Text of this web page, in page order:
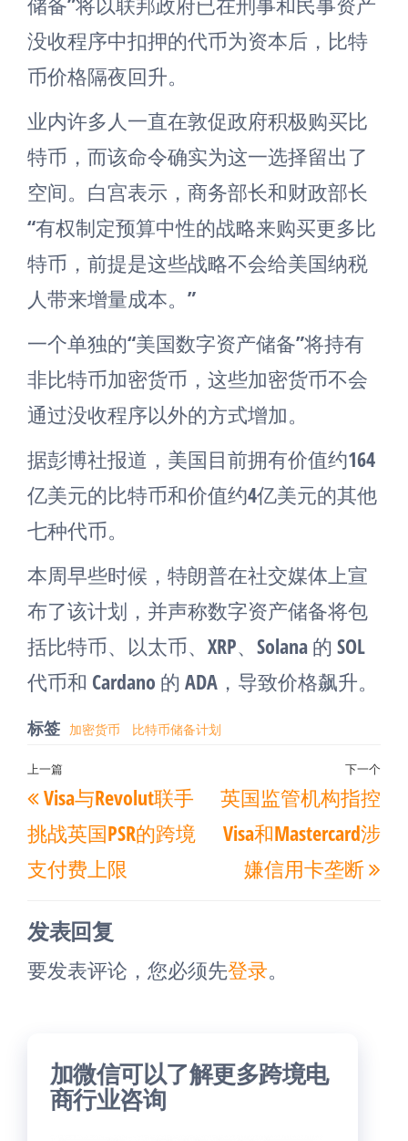
没收程序中扣押的代币为资本后，比特
币价格隔夜回升。
业内许多人一直在敦促政府积极购买比
特币，而该命令确实为这一选择留出了
空间。白宫表示，商务部长和财政部长
“有权制定预算中性的战略来购买更多比
特币，前提是这些战略不会给美国纳税
人带来增量成本。”
一个单独的“美国数字资产储备”将持有
非比特币加密货币，这些加密货币不会
通过没收程序以外的方式增加。
据彭博社报道，美国目前拥有价值约164
亿美元的比特币和价值约4亿美元的其他
七种代币。
本周早些时候，特朗普在社交媒体上宣
布了该计划，并声称数字资产储备将包
括比特币、以太币、XRP、Solana 的 SOL
代币和 Cardano 的 ADA，导致价格飙升。
标签 加密货币 比特币储备计划
文
章
导
航
上
一
篇
文
章
上一篇
Visa与Revolut联手
挑战英国PSR的跨境
支付费上限
下
下一个
英国监管机构指控
Visa和Mastercard涉
嫌信用卡垄断
发表回复
要发表评论，您必须先登录。
加微信可以了解更多跨境电
商行业咨询